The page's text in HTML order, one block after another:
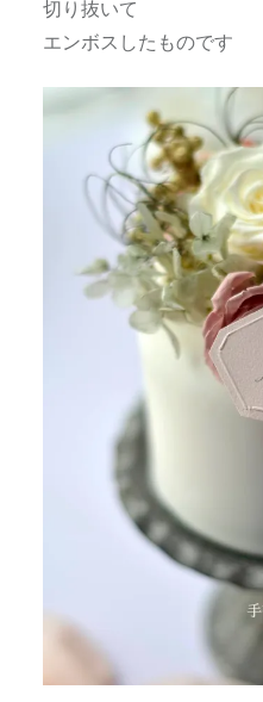
切り抜いて
エンボスしたものです